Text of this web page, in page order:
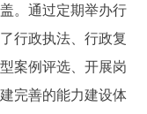
。通过定期举办行
行政执法、行政复
案例评选、开展岗
完善的能力建设体